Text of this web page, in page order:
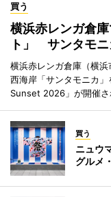
買う
横浜赤レンガ倉
ト」 サンタモ
横浜赤レンガ倉庫（横
西海岸「サンタモニカ
Sunset 2026」が開催さ
買う
ニュウ
グルメ